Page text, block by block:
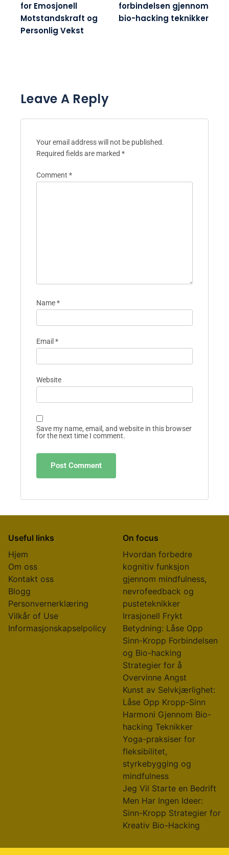
for Emosjonell
Motstandskraft og
Personlig Vekst
forbindelsen gjennom
bio-hacking teknikker
Leave A Reply
Your email address will not be published.
Required fields are marked *
Comment *
Name*
Email *
Website
Save my name, email, and website in this browser
for the next time I comment.
Useful links
Hjem
Om oss
Kontakt oss
Blogg
Personvernerklæring
Vilkår of Use
Informasjonskapselpolicy
On focus
Hvordan forbedre
kognitiv funksjon
gjennom mindfulness,
nevrofeedback og
pusteteknikker
Irrasjonell Frykt
Betydning: Låse Opp
Sinn-Kropp Forbindelsen
og Bio-hacking
Strategier for å
Overvinne Angst
Kunst av Selvkjærlighet:
Låse Opp Kropp-Sinn
Harmoni Gjennom Bio-
hacking Teknikker
Yoga-praksiser for
fleksibilitet,
styrkebygging og
mindfulness
Jeg Vil Starte en Bedrift
Men Har Ingen Ideer:
Sinn-Kropp Strategier for
Kreativ Bio-Hacking